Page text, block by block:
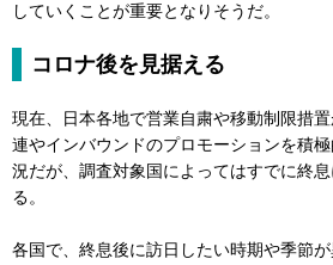
していくことが重要となりそうだ。
コロナ後を見据える
現在、日本各地で営業自粛や移動制限措
連やインバウンドのプロモーションを積
況だが、調査対象国によってはすでに終
る。
各国で、終息後に訪日したい時期や季節